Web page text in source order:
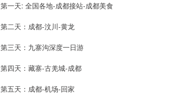
第一天: 全国各地-成都接站-成都美食
第二天：成都-汶川-黄龙
第三天：九寨沟深度一日游
第四天：藏寨-古羌城-成都
第五天：成都-机场-回家